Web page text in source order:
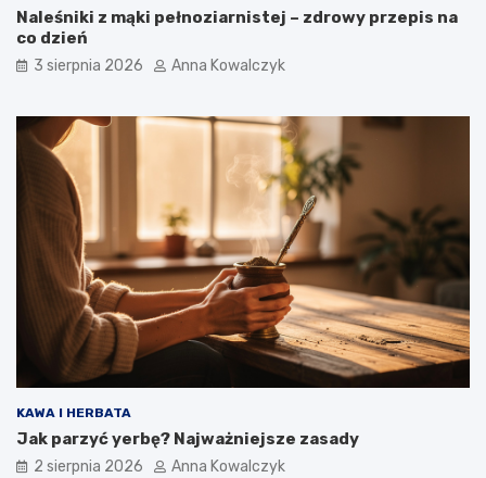
Naleśniki z mąki pełnoziarnistej – zdrowy przepis na
co dzień
3 sierpnia 2026 Anna Kowalczyk
KAWA I HERBATA
Jak parzyć yerbę? Najważniejsze zasady
2 sierpnia 2026 Anna Kowalczyk